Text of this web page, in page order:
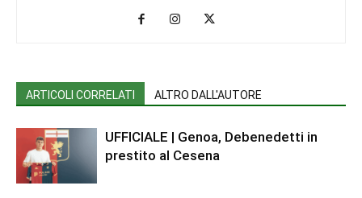
ARTICOLI CORRELATI ALTRO DALL'AUTORE
UFFICIALE | Genoa, Debenedetti in
prestito al Cesena